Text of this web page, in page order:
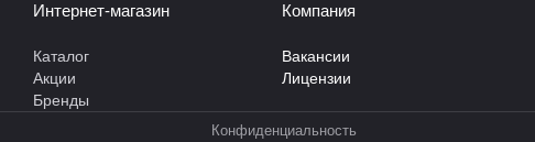
Интернет-магазин
Каталог
Акции
Бренды
Компания
Вакансии
Лицензии
Конфиденциальность